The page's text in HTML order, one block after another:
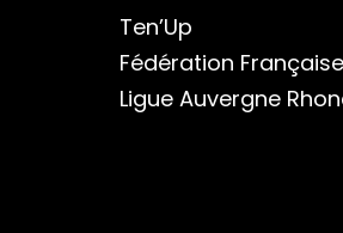
Ten’Up
Fédération
Ligue Auvergne